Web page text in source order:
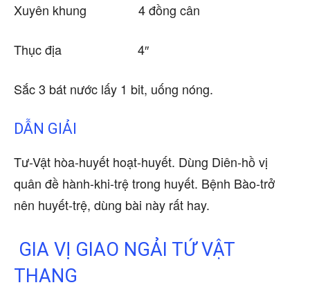
Xuyên khung 4 đồng cân
Thục địa 4″
Sắc 3 bát nước lấy 1 bit, uống nóng.
DẪN GIẢI
Tư-Vật hòa-huyết hoạt-huyết. Dùng Diên-hồ vị
quân đề hành-khi-trệ trong huyết. Bệnh Bào-trở
nên huyết-trệ, dùng bài này rất hay.
GIA VỊ GIAO NGẢI TỨ VẬT
THANG